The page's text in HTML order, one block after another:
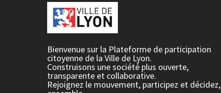
Bienvenue sur la Plateforme de participation
citoyenne de la Ville de Lyon.
Construisons une société plus ouverte,
transparente et collaborative.
Rejoignez le mouvement, participez et décidez,